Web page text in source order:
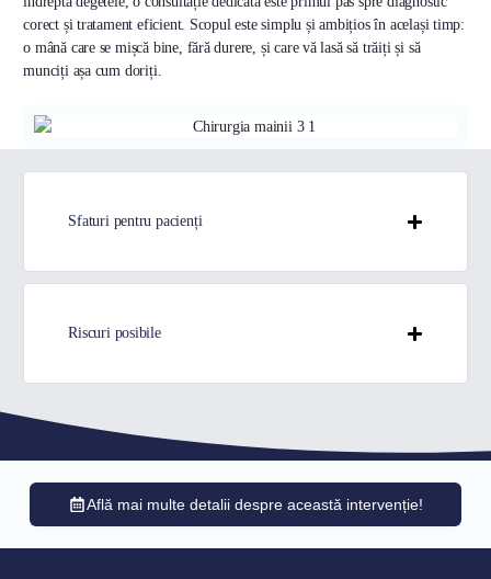
corect și tratament eficient. Scopul este simplu și ambițios în același timp:
o mână care se mișcă bine, fără durere, și care vă lasă să trăiți și să
munciți așa cum doriți.
Sfaturi pentru pacienți
Riscuri posibile
Află mai multe detalii despre această intervenție!